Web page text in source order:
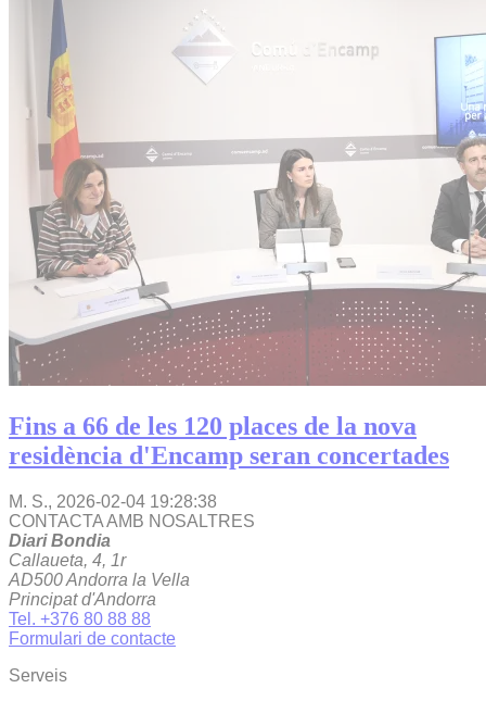
Fins a 66 de les 120 places de la nova
residència d'Encamp seran concertades
M. S., 2026-02-04 19:28:38
CONTACTA AMB NOSALTRES
Diari Bondia
Callaueta, 4, 1r
AD500 Andorra la Vella
Principat d'Andorra
Tel. +376 80 88 88
Formulari de contacte
Serveis